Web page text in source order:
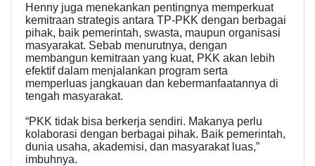
Henny juga menekankan pentingnya memperkuat
kemitraan strategis antara TP-PKK dengan berbagai
pihak, baik pemerintah, swasta, maupun organisasi
masyarakat. Sebab menurutnya, dengan
membangun kemitraan yang kuat, PKK akan lebih
efektif dalam menjalankan program serta
memperluas jangkauan dan kebermanfaatannya di
tengah masyarakat.
“PKK tidak bisa berkerja sendiri. Makanya perlu
kolaborasi dengan berbagai pihak. Baik pemerintah,
dunia usaha, akademisi, dan masyarakat luas,”
imbuhnya.